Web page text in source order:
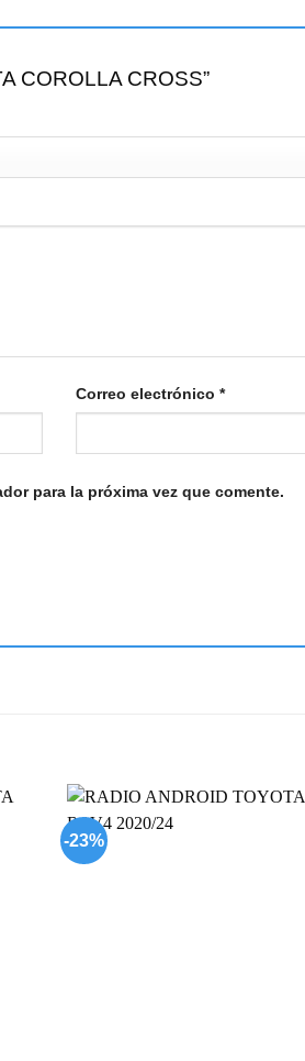
COROLLA CROSS”
Correo electrónico *
para la próxima vez que comente.
-23%